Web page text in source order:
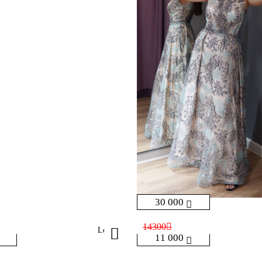
30 000
Lora
11 000
14300